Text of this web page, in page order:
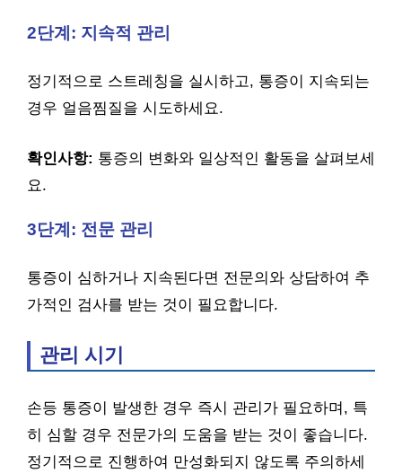
2단계: 지속적 관리
정기적으로 스트레칭을 실시하고, 통증이 지속되는
경우 얼음찜질을 시도하세요.
확인사항: 통증의 변화와 일상적인 활동을 살펴보세
요.
3단계: 전문 관리
통증이 심하거나 지속된다면 전문의와 상담하여 추
가적인 검사를 받는 것이 필요합니다.
관리 시기
손등 통증이 발생한 경우 즉시 관리가 필요하며, 특
히 심할 경우 전문가의 도움을 받는 것이 좋습니다.
정기적으로 진행하여 만성화되지 않도록 주의하세